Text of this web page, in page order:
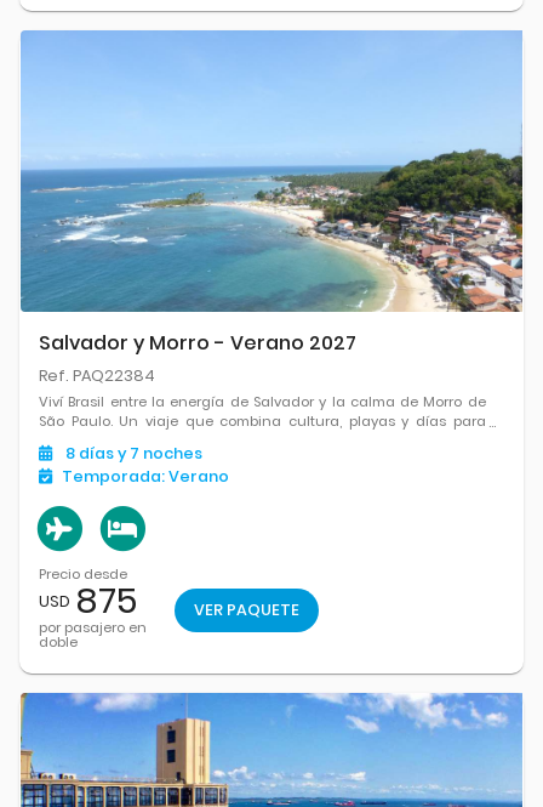
Salvador y Morro - Verano 2027
Ref. PAQ22384
Viví Brasil entre la energía de Salvador y la calma de Morro de
São Paulo. Un viaje que combina cultura, playas y días para
disfrutar sin reloj.
8 díasy 7 noches
Temporada:Verano
Precio desde
USD 875
por pasajero en
doble
VER PAQUETE